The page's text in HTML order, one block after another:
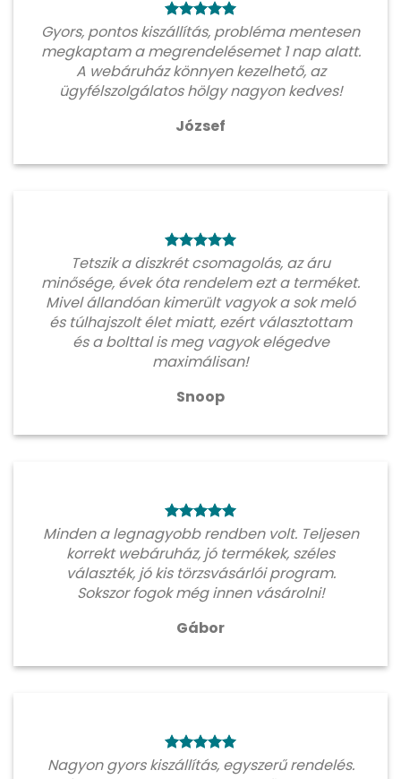
Gyors, pontos kiszállítás, probléma mentesen
megkaptam a megrendelésemet 1 nap alatt.
A webáruház könnyen kezelhető, az
ügyfélszolgálatos hölgy nagyon kedves!
József
Tetszik a diszkrét csomagolás, az áru
minősége, évek óta rendelem ezt a terméket.
Mivel állandóan kimerült vagyok a sok meló
és túlhajszolt élet miatt, ezért választottam
és a bolttal is meg vagyok elégedve
maximálisan!
Snoop
Minden a legnagyobb rendben volt. Teljesen
korrekt webáruház, jó termékek, széles
választék, jó kis törzsvásárlói program.
Sokszor fogok még innen vásárolni!
Gábor
Nagyon gyors kiszállítás, egyszerű rendelés.